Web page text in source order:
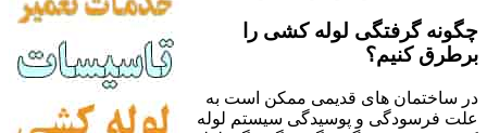
چگونه گرفتگی لوله کشی را
برطرق کنیم؟
در ساختمان های قدیمی ممکن است به
علت فرسودگی و پوسیدگی سیستم لوله